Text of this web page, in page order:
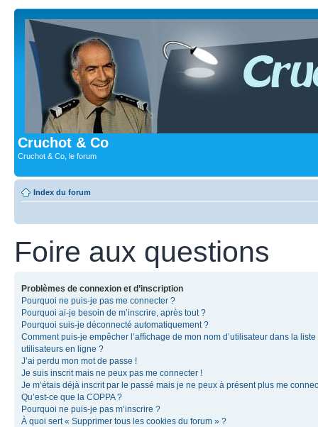
Cruchot & Co
Cruchot & Co, le forum
Index du forum
Foire aux questions
Problèmes de connexion et d’inscription
Pourquoi ne puis-je pas me connecter ?
Pourquoi ai-je besoin de m’inscrire, après tout ?
Pourquoi suis-je déconnecté automatiquement ?
Comment puis-je empêcher l’affichage de mon nom d’utilisateur dans la liste
utilisateurs en ligne ?
J’ai perdu mon mot de passe !
Je suis inscrit mais ne peux pas me connecter !
Je m’étais déjà inscrit par le passé mais je ne peux à présent plus me
Qu’est-ce que la COPPA ?
Pourquoi ne puis-je pas m’inscrire ?
À quoi sert « Supprimer tous les cookies du forum » ?